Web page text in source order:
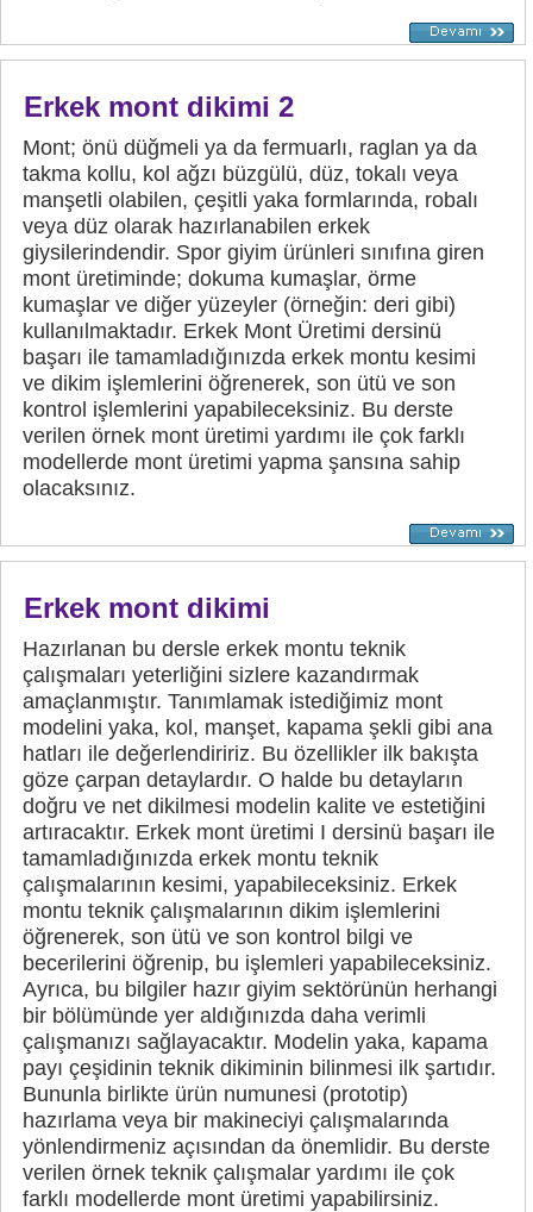
Erkek mont dikimi 2
Mont; önü düğmeli ya da fermuarlı, raglan ya da
takma kollu, kol ağzı büzgülü, düz, tokalı veya
manşetli olabilen, çeşitli yaka formlarında, robalı
veya düz olarak hazırlanabilen erkek
giysilerindendir. Spor giyim ürünleri sınıfına giren
mont üretiminde; dokuma kumaşlar, örme
kumaşlar ve diğer yüzeyler (örneğin: deri gibi)
kullanılmaktadır. Erkek Mont Üretimi dersinü
başarı ile tamamladığınızda erkek montu kesimi
ve dikim işlemlerini öğrenerek, son ütü ve son
kontrol işlemlerini yapabileceksiniz. Bu derste
verilen örnek mont üretimi yardımı ile çok farklı
modellerde mont üretimi yapma şansına sahip
olacaksınız.
Erkek mont dikimi
Hazırlanan bu dersle erkek montu teknik
çalışmaları yeterliğini sizlere kazandırmak
amaçlanmıştır. Tanımlamak istediğimiz mont
modelini yaka, kol, manşet, kapama şekli gibi ana
hatları ile değerlendiririz. Bu özellikler ilk bakışta
göze çarpan detaylardır. O halde bu detayların
doğru ve net dikilmesi modelin kalite ve estetiğini
artıracaktır. Erkek mont üretimi I dersinü başarı ile
tamamladığınızda erkek montu teknik
çalışmalarının kesimi, yapabileceksiniz. Erkek
montu teknik çalışmalarının dikim işlemlerini
öğrenerek, son ütü ve son kontrol bilgi ve
becerilerini öğrenip, bu işlemleri yapabileceksiniz.
Ayrıca, bu bilgiler hazır giyim sektörünün herhangi
bir bölümünde yer aldığınızda daha verimli
çalışmanızı sağlayacaktır. Modelin yaka, kapama
payı çeşidinin teknik dikiminin bilinmesi ilk şartıdır.
Bununla birlikte ürün numunesi (prototip)
hazırlama veya bir makineciyi çalışmalarında
yönlendirmeniz açısından da önemlidir. Bu derste
verilen örnek teknik çalışmalar yardımı ile çok
farklı modellerde mont üretimi yapabilirsiniz.